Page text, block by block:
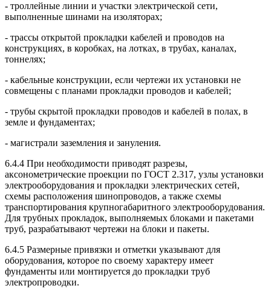
- троллейные линии и участки электрической сети,
выполненные шинами на изоляторах;
- трассы открытой прокладки кабелей и проводов на
конструкциях, в коробках, на лотках, в трубах, каналах,
тоннелях;
- кабельные конструкции, если чертежи их установки не
совмещены с планами прокладки проводов и кабелей;
- трубы скрытой прокладки проводов и кабелей в полах, в
земле и фундаментах;
- магистрали заземления и зануления.
6.4.4 При необходимости приводят разрезы,
аксонометрические проекции по ГОСТ 2.317, узлы установки
электрооборудования и прокладки электрических сетей,
схемы расположения шинопроводов, а также схемы
транспортирования крупногабаритного электрооборудования.
Для трубных прокладок, выполняемых блоками и пакетами
труб, разрабатывают чертежи на блоки и пакеты.
6.4.5 Размерные привязки и отметки указывают для
оборудования, которое по своему характеру имеет
фундаменты или монтируется до прокладки труб
электропроводки.